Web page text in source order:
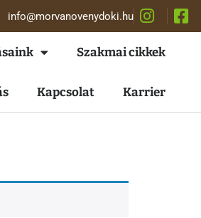
info@morvanovenydoki.hu
Szakmai cikkek
Kapcsolat Karrier